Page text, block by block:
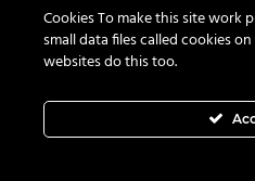
Sistema eléctrico y
control
Cookies To make this site work
small data files called cookies
websites do this too.